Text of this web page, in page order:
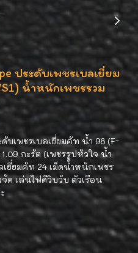
ประดับเพชรเบลเยี่ยม
น้ำหนักเพชรรวม
บเพชรเบลเยี่ยมคัท น้ำ 98 (F-
กะรัต (เพชรรูปหัวใจ น้ำ
เยี่ยมคัท 24 เม็ดน้ำหนักเพชร
ด เล่นไฟดีวิบวับ ตัวเรือน
ะ